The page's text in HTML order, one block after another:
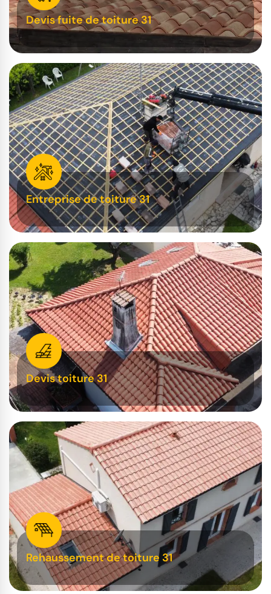
Devis fuite de toiture 31
Entreprise de toiture 31
Devis toiture 31
Rehaussement de toiture 31